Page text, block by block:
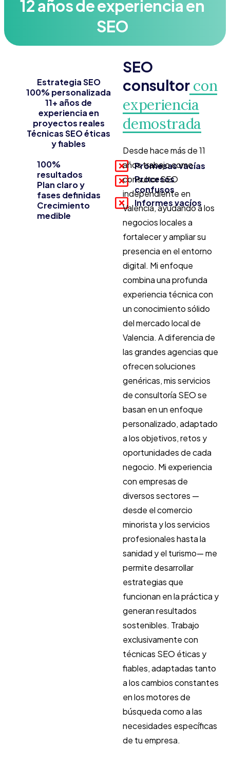
12 años de experiencia en
SEO
Estrategia SEO
100% personalizada
11+ años de
experiencia en
proyectos reales
Técnicas SEO éticas
y fiables
100%
resultados
Plan claro y
fases definidas
Crecimiento
medible
Promesas vacías
Procesos
confusos
Informes vacíos
SEO
consultorcon
experiencia
demostrada
Desde hace más de 11
años trabajo como
consultor SEO
independiente en
Valencia, ayudando a los
negocios locales a
fortalecer y ampliar su
presencia en el entorno
digital. Mi enfoque
combina una profunda
experiencia técnica con
un conocimiento sólido
del mercado local de
Valencia. A diferencia de
las grandes agencias que
ofrecen soluciones
genéricas, mis servicios
de consultoría SEO se
basan en un enfoque
personalizado, adaptado
a los objetivos, retos y
oportunidades de cada
negocio. Mi experiencia
con empresas de
diversos sectores —
desde el comercio
minorista y los servicios
profesionales hasta la
sanidad y el turismo— me
permite desarrollar
estrategias que
funcionan en la práctica y
generan resultados
sostenibles. Trabajo
exclusivamente con
técnicas SEO éticas y
fiables, adaptadas tanto
a los cambios constantes
en los motores de
búsqueda como a las
necesidades específicas
de tu empresa.